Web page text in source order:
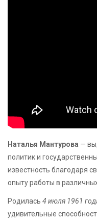
Наталья Мантурова —
политик и
известность благодаря
опыту работы в
Родилась 4 июля 1961
удивительные